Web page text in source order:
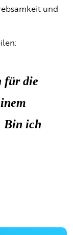
und
für die
Bin ich